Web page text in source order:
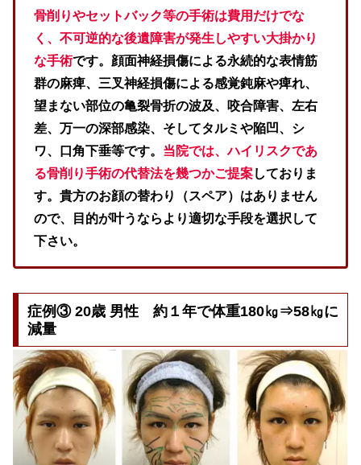
骨削りやセットバック等の手術は費用だけでな
く、不可逆的な後遺障害が発生しやすい大掛かり
な手術です。顔面神経損傷による永続的な表情筋
群の麻痺、三叉神経損傷による感覚鈍麻や痺れ、
望まない部位の亀裂骨折の波及、咬合障害、左右
差、万一の深部感染、そしてタルミや陥凹、シ
ワ、口角下垂等です。 当院では、ハイリスクであ
る骨削り手術の代替法を幾つかご提案しておりま
す。貴方のお顔の替わり（スペア）はありません
ので、目的が叶うならより適切な手段を選択して
下さい。
症例③ 20歳 男性 約１年で体重180㎏⇒58㎏に
減量